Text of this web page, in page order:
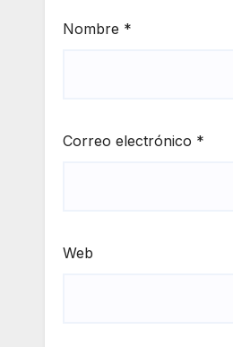
Nombre *
Correo electrónico *
Web